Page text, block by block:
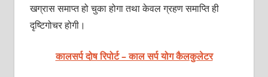
खग्रास समाप्त हो चुका होगा तथा केवल ग्रहण समाप्ति ही
दृष्टिगोचर होगी।
कालसर्प दोष रिपोर्ट – काल सर्प योग कैलकुलेटर